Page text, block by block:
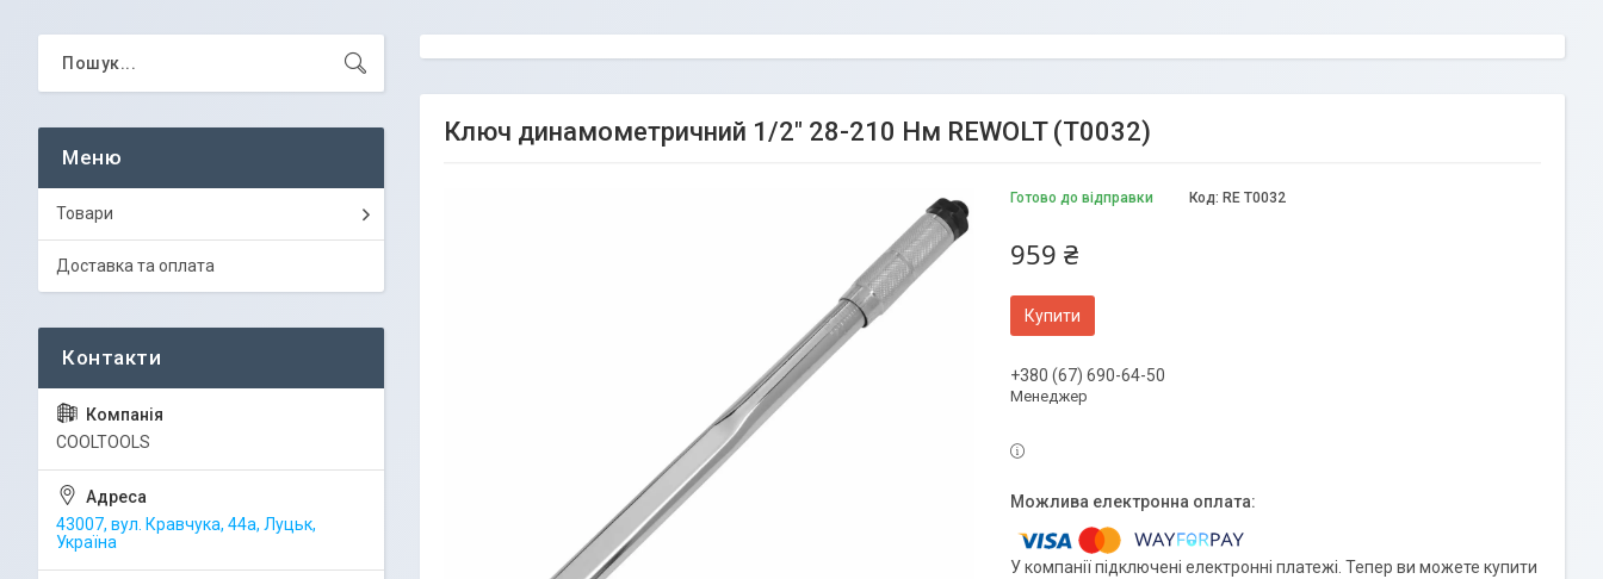
Ключ динамометричний 1/2" 28-210 Нм REWOLT (T0032)
Готово до відправки Код: RE T0032
959 ₴
Купити
+380 (67) 690-64-50
Менеджер
У компанії підключені електронні платежі. Тепер ви можете купити
Товари
Доставка та оплата
COOLTOOLS
43007, вул. Кравчука, 44а, Луцьк,
Україна